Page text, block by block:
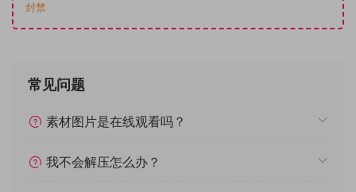
封禁
常见问题
素材图片是在线观看吗？
我不会解压怎么办？